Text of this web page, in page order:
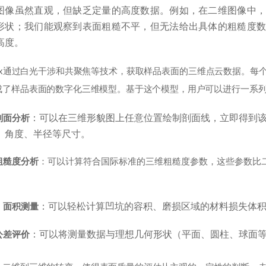
像虽然直观，但缺乏定量的高度数据。例如，在二维图像中
状；我们能观察到表面粗糙不平，但无法给出具体的粗糙度
。
通过白光干涉和共聚焦等技术，获取样品表面的三维点云数据。每
了样品表面的数字化三维模型。基于这个模型，用户可以进行一系
面分析：可以在三维形貌图上任意位置绘制剖面线，立即得到
角度、半径等尺寸。
糙度分析：可以计算符合国际标准的三维粗糙度参数，这些参数
面积测量：可以轻松计算凹坑的容积、磨损区域的材料损失体
差评价：可以将测量数据与理想几何形状（平面、圆柱、球面